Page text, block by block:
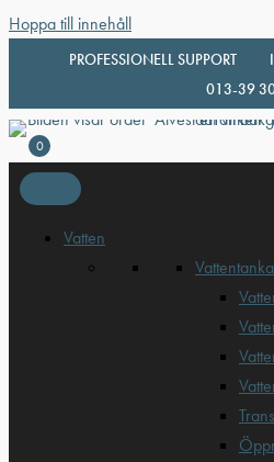
Hoppa till innehåll
PROFESSIONELL SUPPORT
013-39
0
Vatten